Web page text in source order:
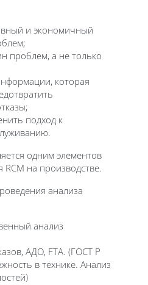
и экономичный
проблем, а не только
которая
ы;
подход к
одним элементов
RCM на производстве.
анализа
анализ
ов, АДО, FTA. (ГОСТ Р
в технике. Анализ